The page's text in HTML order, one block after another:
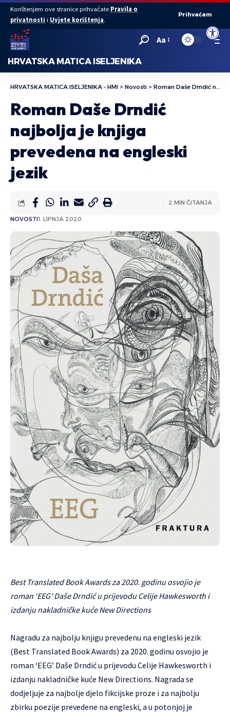
Open
Korištenjem ove stranice prihvaćate Pravila o
privatnosti i Uvjete korištenja.
Prihvaćam
Aa
HRVATSKA MATICA ISELJENIKA
HRVATSKA MATICA ISELJENIKA - HMI > Novosti > Roman Daše Drndić najbolja je knjiga prevedena na engleski jezik
Roman Daše Drndić
najbolja je knjiga
prevedena na engleski
jezik
NOVOSTI1. LIPNJA 2020.
2 MIN ČITANJA
Best Translated Book Awards za 2020. godinu osvojio je
roman ‘EEG’ Daše Drndić u prijevodu Celije Hawkesworth i
izdanju nakladničke kuće New Directions
Nagradu za najbolju knjigu prevedenu na engleski jezik
(Best Translated Book Awards) za 2020. godinu osvojio je
roman ‘EEG’ Daše Drndić u prijevodu Celije Hawkesworth i
izdanju nakladničke kuće New Directions. Nagrada se
dodjeljuje za najbolje djelo fikcijske proze i za najbolju
zbirku poezije prevedene na engleski, a u potonjoj je